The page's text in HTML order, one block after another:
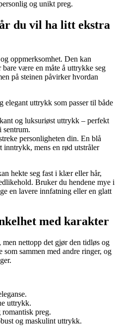
og unikt preg.
du vil ha litt ekstra
oppmerksomhet. Den kan
være en måte å uttrykke seg
på steinen påvirker hvordan
elegant uttrykk som passer til både
og luksuriøst uttrykk – perfekt
sentrum.
personligheten din. En blå
inntrykk, mens en rød utstråler
hekte seg fast i klær eller hår,
Bruker du hendene mye i
en lavere innfatning eller en glatt
med karakter
nettopp det gjør den tidløs og
sammen med andre ringer, og
uttrykk.
preg.
og maskulint uttrykk.